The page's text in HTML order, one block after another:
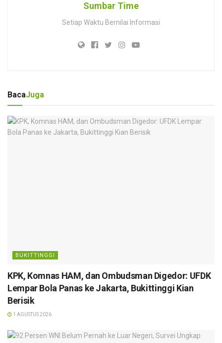
Sumbar Time
Setiap Waktu Bernilai Informasi
BacaJuga
BUKITTINGGI
KPK, Komnas HAM, dan Ombudsman Digedor: UFDK
Lempar Bola Panas ke Jakarta, Bukittinggi Kian
Berisik
1 AGUSTUS 2026